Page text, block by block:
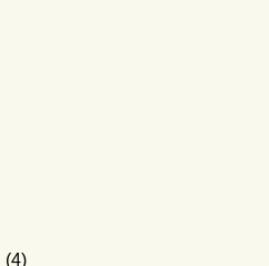
(4)